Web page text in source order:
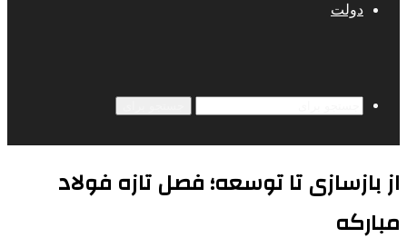
دولت
از بازسازی تا توسعه؛ فصل تازه فولاد
مبارکه